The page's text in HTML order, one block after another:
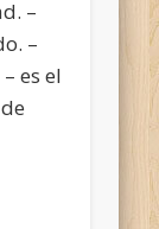
–
–
es el